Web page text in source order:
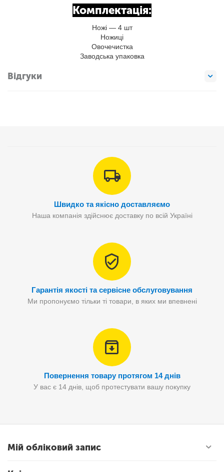
Комплектація:
Ножі — 4 шт
Ножиці
Овочечистка
Заводська упаковка
Відгуки
Швидко та якісно доставляємо
Наша компанія здійснює доставку по всій Україні
Гарантія якості та сервісне обслуговування
Ми пропонуємо тільки ті товари, в яких ми впевнені
Повернення товару протягом 14 днів
У вас є 14 днів, щоб протестувати вашу покупку
Мій обліковий запис